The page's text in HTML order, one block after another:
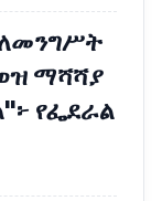
ማሻሻያ
የፌደራል